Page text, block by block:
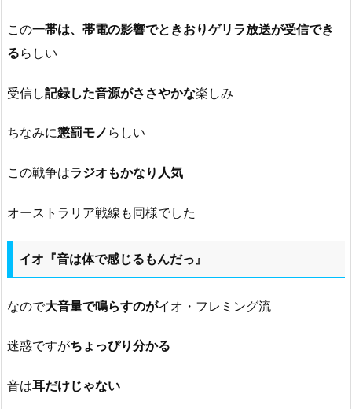
この一帯は、帯電の影響でときおりゲリラ放送が受信でき
るらしい
受信し記録した音源がささやかな楽しみ
ちなみに懲罰モノ らしい
この戦争はラジオもかなり人気
オーストラリア戦線も同様でした
イオ『音は体で感じるもんだっ』
なので大音量で鳴らすのがイオ・フレミング流
迷惑ですがちょっぴり分かる
音は耳だけじゃない